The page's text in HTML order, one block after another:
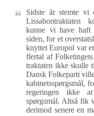
Sidste år stemte vi
Lissabontraktaten
kunne vi have haft
siden, for et
knyttet Europol var
flertal af
traktaten ikke skulle
Dansk Folkeparti
kabinetsspørgsmål,
regeringen ikke
spørgsmål. Altså fik
derimod senere en